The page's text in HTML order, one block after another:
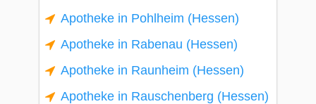
Apotheke in Pohlheim (Hessen)
Apotheke in Rabenau (Hessen)
Apotheke in Raunheim (Hessen)
Apotheke in Rauschenberg (Hessen)